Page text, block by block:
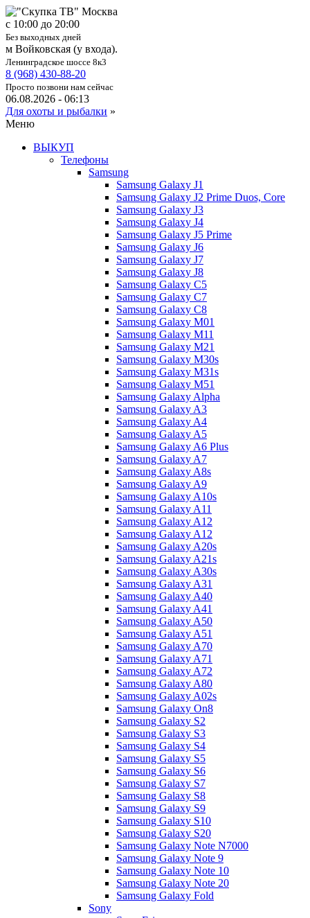
c 10:00 до 20:00
Без выходных дней
м Войковская (у входа).
Ленинградское шоссе 8к3
8 (968) 430-88-20
Просто позвони нам сейчас
06.08.2026 - 06:13
Для охоты и рыбалки »
Меню
ВЫКУП
Телефоны
Samsung
Samsung Galaxy J1
Samsung Galaxy J2 Prime Duos, Core
Samsung Galaxy J3
Samsung Galaxy J4
Samsung Galaxy J5 Prime
Samsung Galaxy J6
Samsung Galaxy J7
Samsung Galaxy J8
Samsung Galaxy C5
Samsung Galaxy C7
Samsung Galaxy C8
Samsung Galaxy M01
Samsung Galaxy M11
Samsung Galaxy M21
Samsung Galaxy M30s
Samsung Galaxy M31s
Samsung Galaxy M51
Samsung Galaxy Alpha
Samsung Galaxy A3
Samsung Galaxy A4
Samsung Galaxy A5
Samsung Galaxy A6 Plus
Samsung Galaxy A7
Samsung Galaxy A8s
Samsung Galaxy A9
Samsung Galaxy A10s
Samsung Galaxy A11
Samsung Galaxy A12
Samsung Galaxy A12
Samsung Galaxy A20s
Samsung Galaxy A21s
Samsung Galaxy A30s
Samsung Galaxy A31
Samsung Galaxy A40
Samsung Galaxy A41
Samsung Galaxy A50
Samsung Galaxy A51
Samsung Galaxy A70
Samsung Galaxy A71
Samsung Galaxy A72
Samsung Galaxy A80
Samsung Galaxy A02s
Samsung Galaxy On8
Samsung Galaxy S2
Samsung Galaxy S3
Samsung Galaxy S4
Samsung Galaxy S5
Samsung Galaxy S6
Samsung Galaxy S7
Samsung Galaxy S8
Samsung Galaxy S9
Samsung Galaxy S10
Samsung Galaxy S20
Samsung Galaxy Note N7000
Samsung Galaxy Note 9
Samsung Galaxy Note 10
Samsung Galaxy Note 20
Samsung Galaxy Fold
Sony